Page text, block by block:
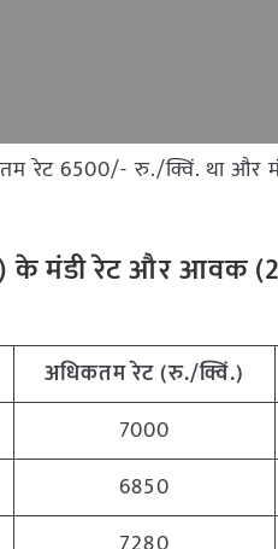
रेट 6500/- रु./क्विं. था
के मंडी रेट और आवक
अधिकतम रेट (रु./क्विं.)
7000
6850